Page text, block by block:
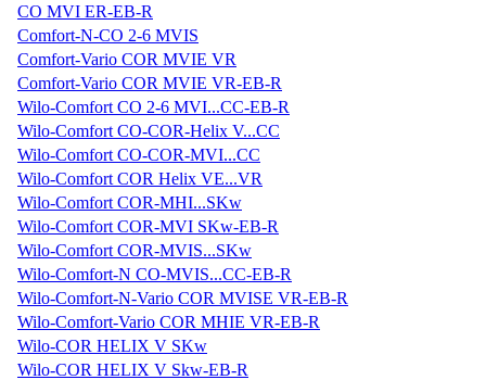
CO MVI ER-EB-R
Comfort-N-CO 2-6 MVIS
Comfort-Vario COR MVIE VR
Comfort-Vario COR MVIE VR-EB-R
Wilo-Comfort CO 2-6 MVI...CC-EB-R
Wilo-Comfort CO-COR-Helix V...CC
Wilo-Comfort CO-COR-MVI...CC
Wilo-Comfort COR Helix VE...VR
Wilo-Comfort COR-MHI...SKw
Wilo-Comfort COR-MVI SKw-EB-R
Wilo-Comfort COR-MVIS...SKw
Wilo-Comfort-N CO-MVIS...CC-EB-R
Wilo-Comfort-N-Vario COR MVISE VR-EB-R
Wilo-Comfort-Vario COR MHIE VR-EB-R
Wilo-COR HELIX V SKw
Wilo-COR HELIX V Skw-EB-R